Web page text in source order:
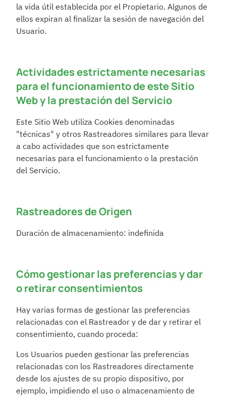
la vida útil establecida por el Propietario. Algunos de
ellos expiran al finalizar la sesión de navegación del
Usuario.
Actividades estrictamente necesarias
para el funcionamiento de este Sitio
Web y la prestación del Servicio
Este Sitio Web utiliza Cookies denominadas
"técnicas" y otros Rastreadores similares para llevar
a cabo actividades que son estrictamente
necesarias para el funcionamiento o la prestación
del Servicio.
Rastreadores de Origen
Duración de almacenamiento: indefinida
Cómo gestionar las preferencias y dar
o retirar consentimientos
Hay varias formas de gestionar las preferencias
relacionadas con el Rastreador y de dar y retirar el
consentimiento, cuando proceda:
Los Usuarios pueden gestionar las preferencias
relacionadas con los Rastreadores directamente
desde los ajustes de su propio dispositivo, por
ejemplo, impidiendo el uso o almacenamiento de